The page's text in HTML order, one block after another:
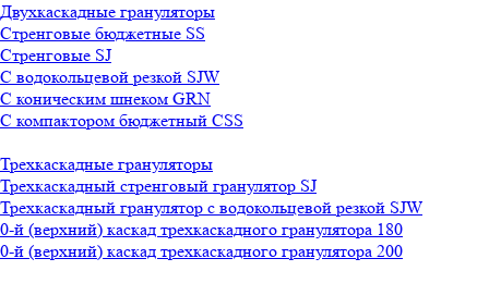
Двухкаскадные грануляторы
Стренговые бюджетные SS
Стренговые SJ
С водокольцевой резкой SJW
С коническим шнеком GRN
С компактором бюджетный CSS
Трехкаскадные грануляторы
Трехкаскадный стренговый гранулятор SJ
Трехкаскадный гранулятор с водокольцевой резкой SJW
0-й (верхний) каскад трехкаскадного гранулятора 180
0-й (верхний) каскад трехкаскадного гранулятора 200